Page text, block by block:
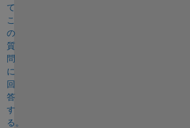
て
こ
の
質
問
に
回
答
す
る。